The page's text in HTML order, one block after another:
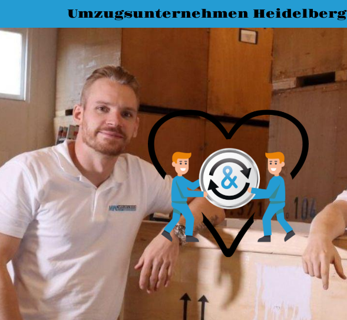
Umzugsunternehmen Heidelberg